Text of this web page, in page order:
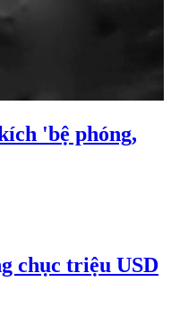
'bệ phóng,
chục triệu USD